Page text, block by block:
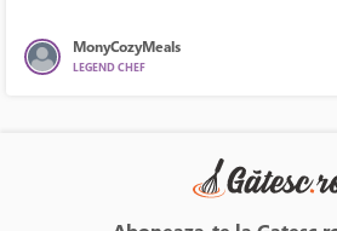
MonyCozyMeals
LEGEND CHEF